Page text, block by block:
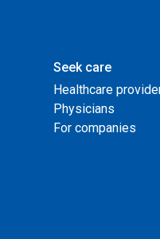
Seek care
Healthcare
Physicians
For companies